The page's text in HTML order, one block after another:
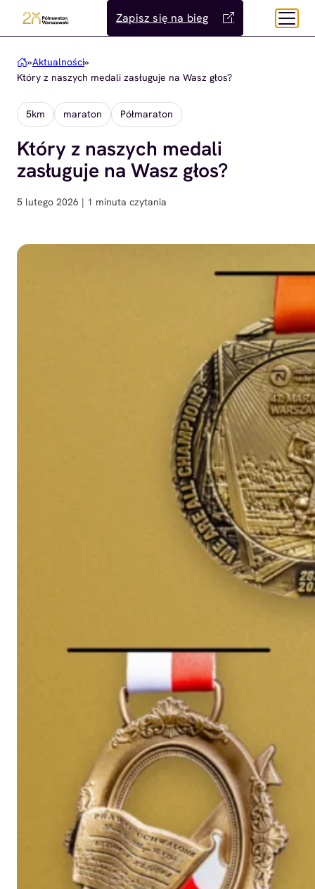
Zapisz się na bieg
»Aktualności»
Który z naszych medali zasługuje na Wasz głos?
5km maraton Półmaraton
Który z naszych medali
zasługuje na Wasz głos?
5 lutego 2026 | 1 minuta czytania